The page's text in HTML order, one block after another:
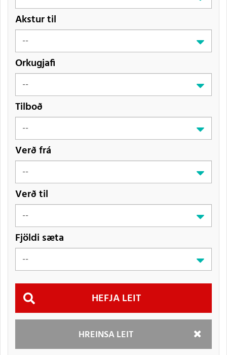
Akstur til
Orkugjafi
Tilboð
Verð frá
Verð til
Fjöldi sæta
HREINSA LEIT
Hefja